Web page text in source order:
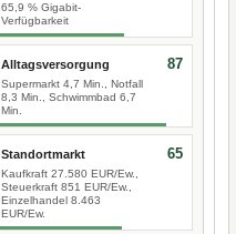
65,9 % Gigabit-
Verfügbarkeit
Alltagsversorgung
Supermarkt 4,7 Min., Notfall
8,3 Min., Schwimmbad 6,7
Min.
87
Standortmarkt
Kaufkraft 27.580 EUR/Ew.,
Steuerkraft 851 EUR/Ew.,
Einzelhandel 8.463
EUR/Ew.
65